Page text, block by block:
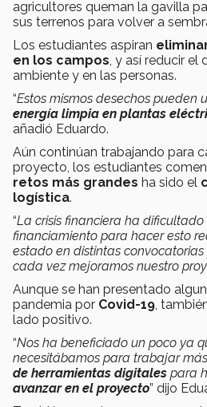
agricultores queman la gavilla
sus terrenos para volver a
Los estudiantes aspiran
en los campos, y así reducir el
ambiente y en las personas.
“Estos mismos desechos pueden
energía limpia en plantas
añadió Eduardo.
Aún continúan trabajando para
proyecto, los estudiantes
retos más grandes ha sido el
logística.
“La crisis financiera ha
financiamiento para hacer esto
estado en distintas
cada vez mejoramos nuestro
Aunque se han presentado
pandemia por Covid-19,
lado positivo.
“Nos ha beneficiado un poco ya
necesitábamos para trabajar
de herramientas digitales para
avanzar en el proyecto” dijo